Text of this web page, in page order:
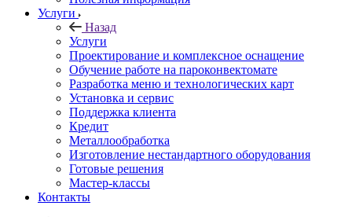
Услуги
Назад
Услуги
Проектирование и комплексное оснащение
Обучение работе на пароконвектомате
Разработка меню и технологических карт
Установка и сервис
Поддержка клиента
Кредит
Металлообработка
Изготовление нестандартного оборудования
Готовые решения
Мастер-классы
Контакты